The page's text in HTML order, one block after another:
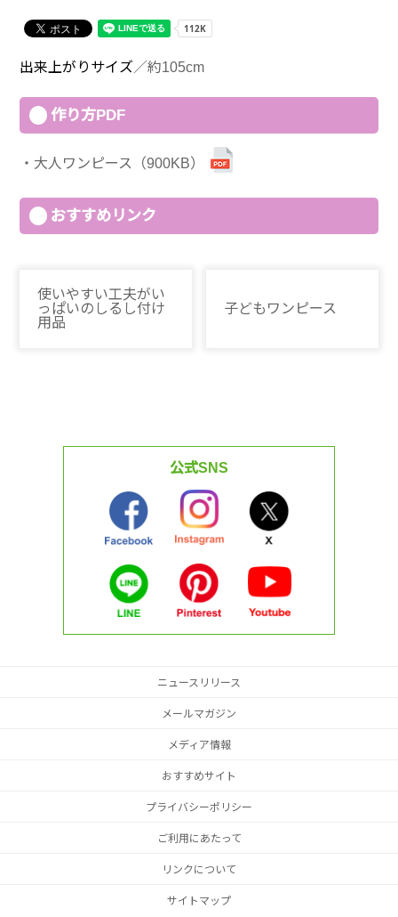
出来上がりサイズ／約105cm
作り方PDF
大人ワンピース（900KB）
おすすめリンク
使いやすい工夫がい
っぱいのしるし付け
用品
子どもワンピース
公式SNS
ニュースリリース
メールマガジン
メディア情報
おすすめサイト
プライバシーポリシー
ご利用にあたって
リンクについて
サイトマップ